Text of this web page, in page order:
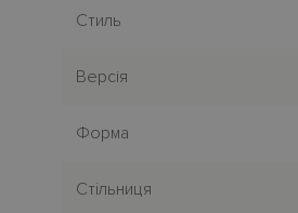
Стиль
Версія
Форма
Стiльниця